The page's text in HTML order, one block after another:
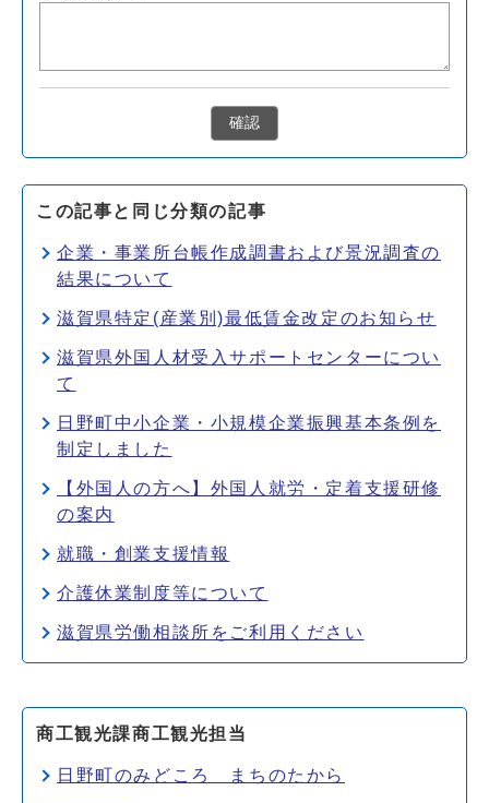
確認
この記事と同じ分類の記事
企業・事業所台帳作成調書および景況調査の
結果について
滋賀県特定(産業別)最低賃金改定のお知らせ
滋賀県外国人材受入サポートセンターについ
て
日野町中小企業・小規模企業振興基本条例を
制定しました
【外国人の方へ】外国人就労・定着支援研修
の案内
就職・創業支援情報
介護休業制度等について
滋賀県労働相談所をご利用ください
商工観光課商工観光担当
日野町のみどころ まちのたから